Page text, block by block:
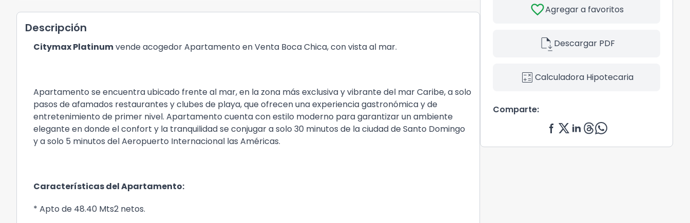
Descripción
Citymax Platinumvende acogedor Apartamento en Venta Boca Chica, con vista al mar.
Apartamento se encuentra ubicado frente al mar, en la zona más exclusiva y vibrante del mar Caribe, a solo
pasos de afamados restaurantes y clubes de playa, que ofrecen una experiencia gastronómica y de
entretenimiento de primer nivel. Apartamento cuenta con estilo moderno para garantizar un ambiente
elegante en donde el confort y la tranquilidad se conjugar a solo 30 minutos de la ciudad de Santo Domingo
y a solo 5 minutos del Aeropuerto Internacional las Américas.
Características del Apartamento:
* Apto de 48.40 Mts2 netos.
favoriteAgregar a favoritos
file_saveDescargar PDF
calculate Calculadora Hipotecaria
Comparte: